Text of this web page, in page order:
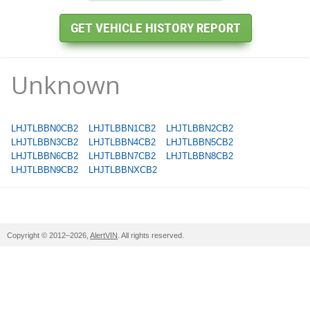
Unknown
LHJTLBBN0CB2 LHJTLBBN1CB2
LHJTLBBN2CB2
LHJTLBBN3CB2
LHJTLBBN4CB2
LHJTLBBN5CB2
LHJTLBBN6CB2
LHJTLBBN7CB2
LHJTLBBN8CB2
LHJTLBBN9CB2
LHJTLBBNXCB2
Copyright © 2012–2026, AlertVIN . All rights reserved.